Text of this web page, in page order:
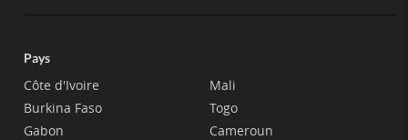
Pays
Côte d'Ivoire
Burkina Faso
Gabon
Mali
Togo
Cameroun